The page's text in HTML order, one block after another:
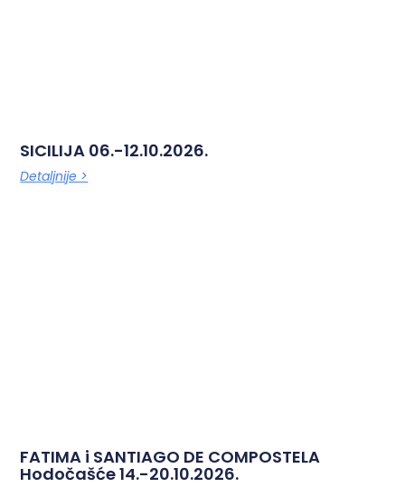
SICILIJA 06.-12.10.2026.
Detaljnije >
FATIMA i SANTIAGO DE COMPOSTELA
Hodočašće 14.-20.10.2026.